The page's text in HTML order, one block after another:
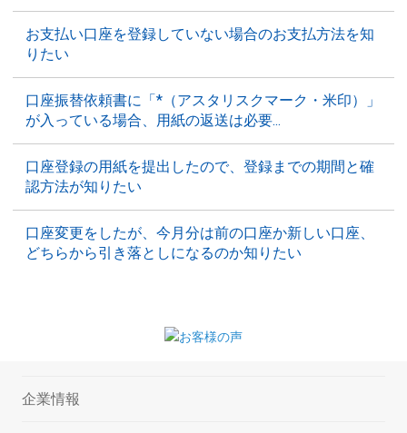
お支払い口座を登録していない場合のお支払方法を知
りたい
口座振替依頼書に「*（アスタリスクマーク・米印）」
が入っている場合、用紙の返送は必要...
口座登録の用紙を提出したので、登録までの期間と確
認方法が知りたい
口座変更をしたが、今月分は前の口座か新しい口座、
どちらから引き落としになるのか知りたい
企業情報